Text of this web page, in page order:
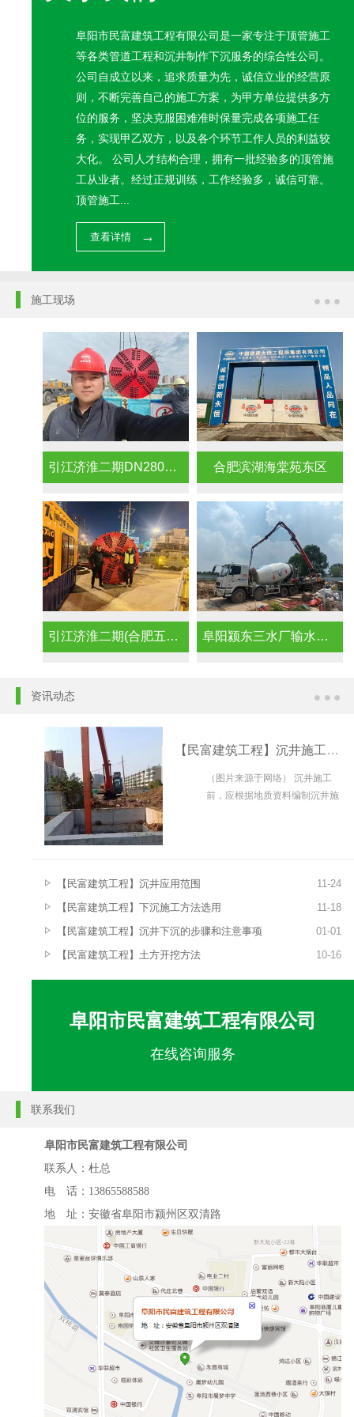
阜阳市民富建筑工程有限公司是一家专注于顶管施工
等各类管道工程和沉井制作下沉服务的综合性公司。
公司自成立以来，追求质量为先，诚信立业的经营原
则，不断完善自己的施工方案，为甲方单位提供多方
位的服务，坚决克服困难准时保量完成各项施工任
务，实现甲乙双方，以及各个环节工作人员的利益较
大化。 公司人才结构合理，拥有一批经验多的顶管施
工从业者。经过正规训练，工作经验多，诚信可靠。
顶管施工...
查看详情
施工现场
引江济淮二期DN2800管径(合肥五水厂） 合肥滨湖海棠苑东区
引江济淮二期(合肥五水厂输水项目） 阜阳颍东三水厂输水项目
资讯动态
【民富建筑工程】沉井施工中如何控制沉井下沉高度和垂直度
（图片来源于网络） 沉井施工
前，应根据地质资料编制沉井施
11 -24
【民富建筑工程】沉井应用范围
11 -18
【民富建筑工程】下沉施工方法选用
01 -01
【民富建筑工程】沉井下沉的步骤和注意事项
10-16
【民富建筑工程】土方开挖方法
阜阳市民富建筑工程有限公司
在线咨询服务
联系我们
阜阳市民富建筑工程有限公司
联系人：杜总
电 话：13865588588
地 址：安徽省阜阳市颍州区双清路